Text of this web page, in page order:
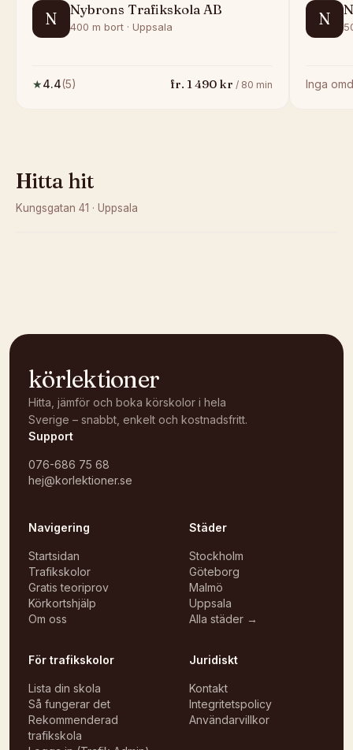
N Nybrons Trafikskola AB
400 m bort · Uppsala
★4.4(5) fr. 1 490kr / 80 min
N
Inga
Hitta hit
Kungsgatan 41 · Uppsala
körlektioner
Hitta, jämför och boka körskolor i hela
Sverige – snabbt, enkelt och kostnadsfritt.
Support
076-686 75 68
hej@korlektioner.se
Navigering
Startsidan
Trafikskolor
Gratis teoriprov
Körkortshjälp
Om oss
Städer
Stockholm
Göteborg
Malmö
Uppsala
Alla städer →
För trafikskolor
Lista din skola
Så fungerar det
Rekommenderad
trafikskola
Juridiskt
Kontakt
Integritetspolicy
Användarvillkor